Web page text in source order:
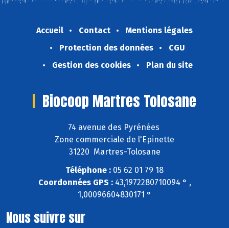
Accueil Contact
Mentions légales
Protection des données
CGU
Gestion des cookies
Plan du site
Biocoop Martres Tolosane
74 avenue des Pyrénées
Zone commerciale de l'Epinette
31220 Martres-Tolosane
Téléphone : 05 62 01 79 18
Coordonnées GPS :43,1972280710094 ° ,
1,00096604830171 °
Nous suivre sur